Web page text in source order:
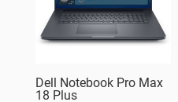
Dell Notebook Pro Max
18 Plus